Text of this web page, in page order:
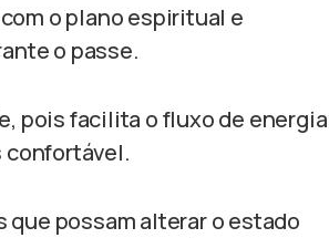
o plano espiritual e
o passe.
pois facilita o fluxo de energia
confortável.
possam alterar o estado